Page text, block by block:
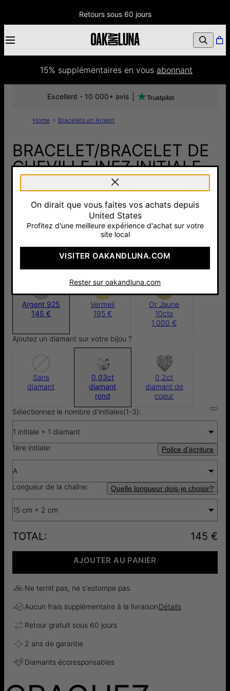
Retours sous 60 jours
15% supplémentaires en vous abonnant
Home Bracelets en Argent
BRACELET/BRACELET DE
CHEVILLE INEZ INITIALE
AVEC DIAMANT -
ARGENT
145 €
4.8 15 Avis
Excellent - 10 000+ avis
Argent 925
145 €
Vermeil
195 €
Or Jaune
10cts
1 000 €
Ajoutez un diamant sur votre bijou ?
Sans
diamant
0,03ct
diamant
rond
0,2ct
diamant de
coeur
Sélectionnez le nombre d'initiales(1-3):
1 initiale + 1 diamant
1ère initiale:
Police d'écriture
A
Longueur de la chaîne:
Quelle longueur dois-je choisir?
15 cm + 2 cm
TOTAL: 145 €
AJOUTER AU PANIER
Ne ternit pas, ne s'estompe pas
Aucun frais supplémentaire à la livraisonDétails
Retour gratuit sous 60 jours
2 ans de garantie
Diamants écoresponsables
On dirait que vous faites vos achats depuis
United States
Profitez d'une meilleure expérience d'achat sur votre
site local
VISITER OAKANDLUNA.COM
Rester sur oakandluna.com